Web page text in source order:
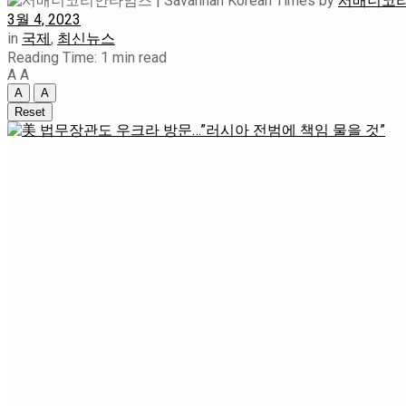
3월 4, 2023
in 국제, 최신뉴스
Reading Time: 1 min read
A A
A
A
Reset